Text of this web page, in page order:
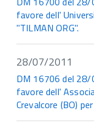
favore dell'
"TILMAN ORG".
28/07/2011
DM 16706 del
favore dell'
Crevalcore (BO)